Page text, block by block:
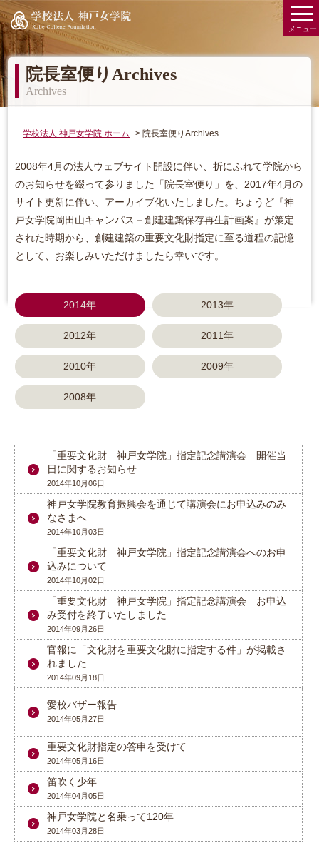
学校法人 神戸女学院 Kobe College
メニュー
院長室便りArchives
Archives
学校法人 神戸女学院 ホーム 院長室便りArchives
2008年4月の法人ウェブサイト開設に伴い、折にふれて学院から
のお知らせを綴って参りました「院長室便り」を、2017年4月の
サイト更新に伴い、アーカイブ化いたしました。ちょうど『神
戸女学院岡田山キャンパス－創建建築保存再生計画案』が策定
された時期から、創建建築の重要文化財指定に至る道程の記憶
として、お楽しみいただけましたら幸いです。
2014年 2013年
2012年 2011年
2010年 2009年
2008年
「重要文化財 神戸女学院」指定記念講演会 開催当
日に関するお知らせ
2014年10月06日
神戸女学院教育振興会を通じて講演会にお申込みのみ
なさまへ
2014年10月03日
「重要文化財 神戸女学院」指定記念講演会へのお申
込みについて
2014年10月02日
「重要文化財 神戸女学院」指定記念講演会 お申込
み受付を終了いたしました
2014年09月26日
官報に「文化財を重要文化財に指定する件」が掲載さ
れました
2014年09月18日
愛校バザー報告
2014年05月27日
重要文化財指定の答申を受けて
2014年05月16日
笛吹く少年
2014年04月05日
神戸女学院と名乗って120年
2014年03月28日